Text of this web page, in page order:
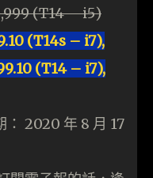
(T14 – i5)
(T14s – i7),
(T14 – i7),
2020 年 8 月 17